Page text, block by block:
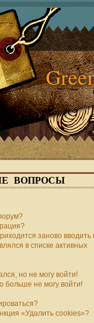
ВОПРОСЫ
заново
в списке активных
но не могу войти!
больше не могу войти!
«Удалить cookies»?